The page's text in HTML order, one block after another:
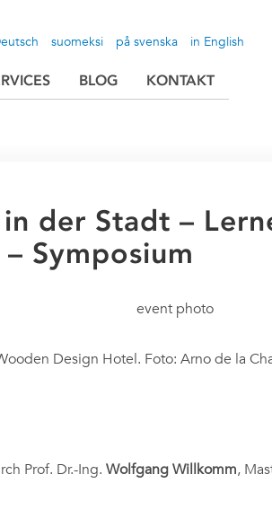
suomeksi på svenska in English
BLOG KONTAKT
der Stadt –
Symposium
Design Hotel. Foto: Arno de la
Prof. Dr.-Ing. Wolfgang Willkomm,